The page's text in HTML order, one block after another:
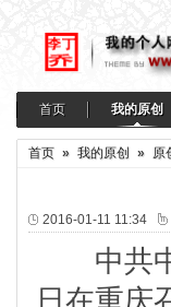
首页 我的原创
首页 » 我的原创 » 原
2016-01-11 11:34
中共中
日在重庆